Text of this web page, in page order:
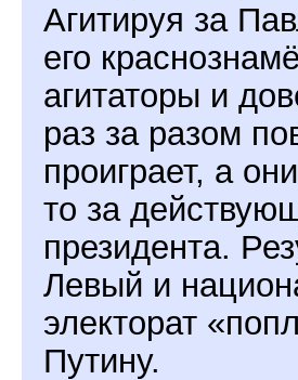
Агитируя за
его
агитаторы и
раз за разом
проиграет, а
то за
президента.
Левый и
электорат
Путину.